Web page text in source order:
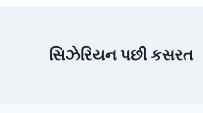
સિઝેરિયન પછી કસરત